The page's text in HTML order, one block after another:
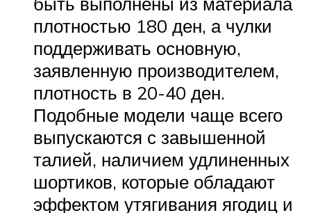
плотностью 180 ден, а чулки
поддерживать основную,
заявленную производителем,
плотность в 20-40 ден.
Подобные модели чаще всего
выпускаются с завышенной
талией, наличием удлиненных
шортиков, которые обладают
эффектом утягивания ягодиц и